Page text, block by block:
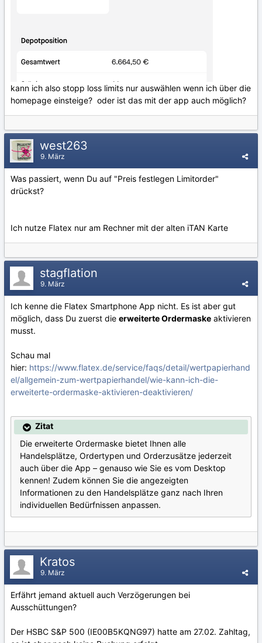
kann ich also stopp loss limits nur auswählen wenn ich über die
homepage einsteige? oder ist das mit der app auch möglich?
west263
9. März
Was passiert, wenn Du auf "Preis festlegen Limitorder"
drückst?
Ich nutze Flatex nur am Rechner mit der alten iTAN Karte
stagflation
9. März
Ich kenne die Flatex Smartphone App nicht. Es ist aber gut
möglich, dass Du zuerst die erweiterte Ordermaske aktivieren
musst.
Schau mal
hier: https://www.flatex.de/service/faqs/detail/wertpapierhand
el/allgemein-zum-wertpapierhandel/wie-kann-ich-die-
erweiterte-ordermaske-aktivieren-deaktivieren/
Zitat
Die erweiterte Ordermaske bietet Ihnen alle
Handelsplätze, Ordertypen und Orderzusätze jederzeit
auch über die App – genauso wie Sie es vom Desktop
kennen! Zudem können Sie die angezeigten
Informationen zu den Handelsplätze ganz nach Ihren
individuellen Bedürfnissen anpassen.
Kratos
9. März
Erfährt jemand aktuell auch Verzögerungen bei
Ausschüttungen?
Der HSBC S&P 500 (IE00B5KQNG97) hatte am 27.02. Zahltag,